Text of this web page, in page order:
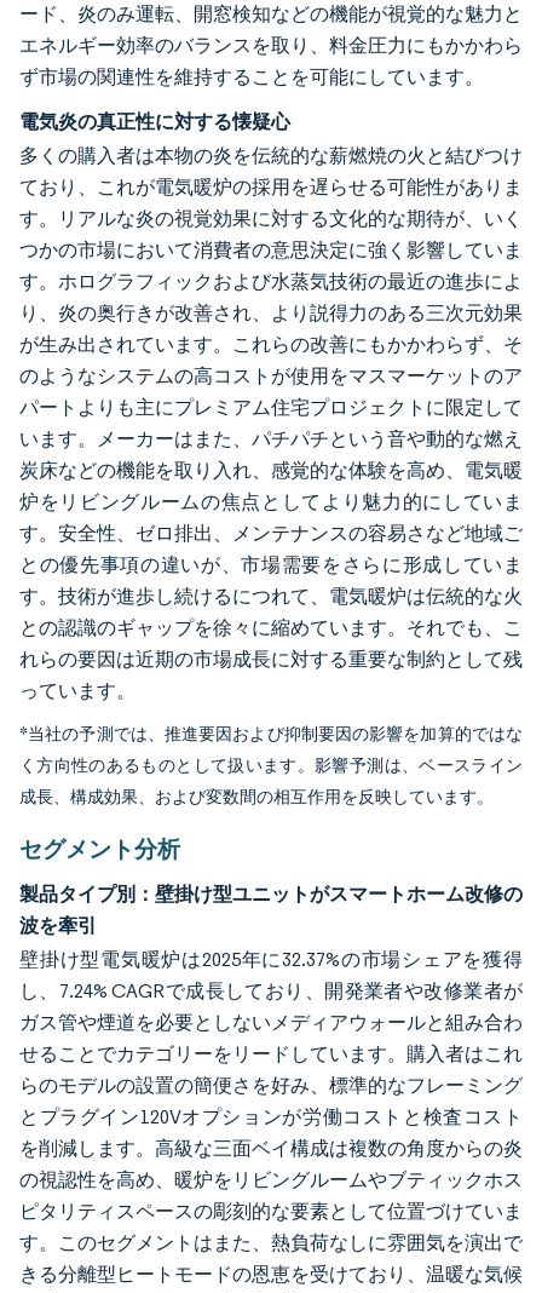
ード、炎のみ運転、開窓検知などの機能が視覚的な魅力と
エネルギー効率のバランスを取り、料金圧力にもかかわら
ず市場の関連性を維持することを可能にしています。
電気炎の真正性に対する懐疑心
多くの購入者は本物の炎を伝統的な薪燃焼の火と結びつけ
ており、これが電気暖炉の採用を遅らせる可能性がありま
す。リアルな炎の視覚効果に対する文化的な期待が、いく
つかの市場において消費者の意思決定に強く影響していま
す。ホログラフィックおよび水蒸気技術の最近の進歩によ
り、炎の奥行きが改善され、より説得力のある三次元効果
が生み出されています。これらの改善にもかかわらず、そ
のようなシステムの高コストが使用をマスマーケットのア
パートよりも主にプレミアム住宅プロジェクトに限定して
います。メーカーはまた、パチパチという音や動的な燃え
炭床などの機能を取り入れ、感覚的な体験を高め、電気暖
炉をリビングルームの焦点としてより魅力的にしていま
す。安全性、ゼロ排出、メンテナンスの容易さなど地域ご
との優先事項の違いが、市場需要をさらに形成していま
す。技術が進歩し続けるにつれて、電気暖炉は伝統的な火
との認識のギャップを徐々に縮めています。それでも、こ
れらの要因は近期の市場成長に対する重要な制約として残
っています。
*当社の予測では、推進要因および抑制要因の影響を加算的ではな
く方向性のあるものとして扱います。影響予測は、ベースライン
成長、構成効果、および変数間の相互作用を反映しています。
セグメント分析
製品タイプ別：壁掛け型ユニットがスマートホーム改修の
波を牽引
壁掛け型電気暖炉は2025年に32.37%の市場シェアを獲得
し、7.24% CAGRで成長しており、開発業者や改修業者が
ガス管や煙道を必要としないメディアウォールと組み合わ
せることでカテゴリーをリードしています。購入者はこれ
らのモデルの設置の簡便さを好み、標準的なフレーミング
とプラグイン120Vオプションが労働コストと検査コスト
を削減します。高級な三面ベイ構成は複数の角度からの炎
の視認性を高め、暖炉をリビングルームやブティックホス
ピタリティスペースの彫刻的な要素として位置づけていま
す。このセグメントはまた、熱負荷なしに雰囲気を演出で
きる分離型ヒートモードの恩恵を受けており、温暖な気候